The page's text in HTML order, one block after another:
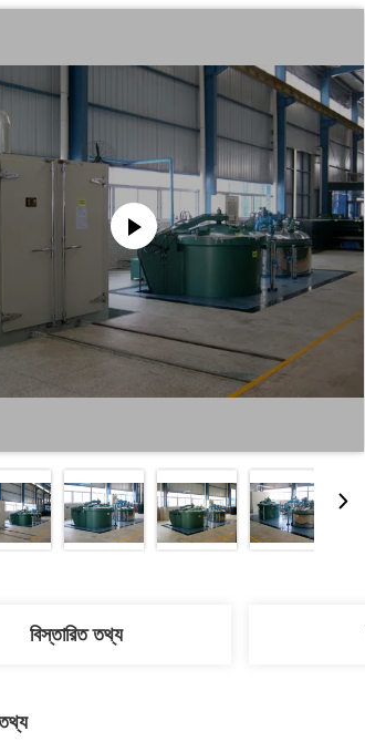
বিস্তারিত তথ্য